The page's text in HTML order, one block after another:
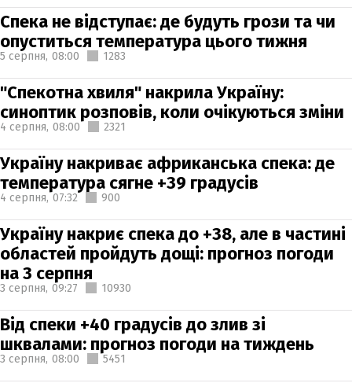
Спека не відступає: де будуть грози та чи
опуститься температура цього тижня
5 серпня, 08:00 1283
"Спекотна хвиля" накрила Україну:
синоптик розповів, коли очікуються зміни
4 серпня, 08:00 2321
Україну накриває африканська спека: де
температура сягне +39 градусів
4 серпня, 07:32 900
Україну накриє спека до +38, але в частині
областей пройдуть дощі: прогноз погоди
на 3 серпня
3 серпня, 09:27 10930
Від спеки +40 градусів до злив зі
шквалами: прогноз погоди на тиждень
3 серпня, 08:00 5451